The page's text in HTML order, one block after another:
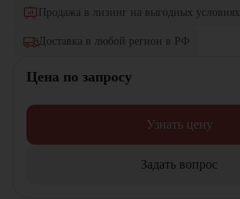
Продажа в лизинг на выгодных условиях
Доставка в любой регион в РФ
Цена по запросу
Узнать цену
Задать вопрос